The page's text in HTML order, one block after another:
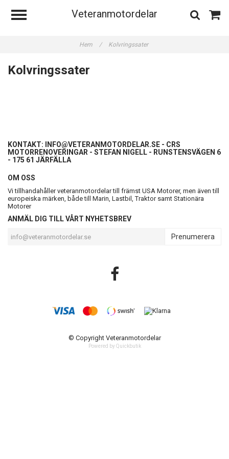
Veteranmotordelar
Hem / Kolvringssater
Kolvringssater
KONTAKT: INFO@VETERANMOTORDELAR.SE - CRS
MOTORRENOVERINGAR - STEFAN NIGELL - RUNSTENSVÄGEN 6
- 175 61 JÄRFÄLLA
OM OSS
Vi tillhandahåller veteranmotordelar till främst USA Motorer, men även till
europeiska märken, både till Marin, Lastbil, Traktor samt Stationära
Motorer
ANMÄL DIG TILL VÅRT NYHETSBREV
Prenumerera
© Copyright Veteranmotordelar
Powered by Quickbutik